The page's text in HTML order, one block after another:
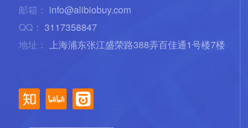
邮箱： info@alibiobuy.com
QQ： 3117358847
地址： 上海浦东张江盛荣路388弄百佳通1号楼7楼